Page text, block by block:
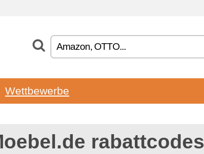
Wettbewerbe
rabattcodes